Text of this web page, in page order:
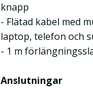
knapp
- Flätad kabel med
laptop, telefon och
- 1 m
Anslutningar